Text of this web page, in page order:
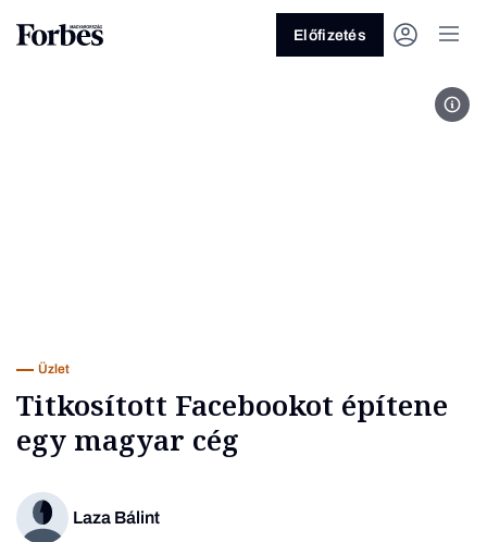
Előfizetés
A
Üzlet
Titkosított Facebookot építene
egy magyar cég
Laza Bálint